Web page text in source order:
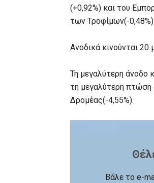
(+0,92%) και του
των Τροφίμων(-0,48%)
Ανοδικά κινούνται
Τη μεγαλύτερη άνοδο
τη μεγαλύτερη πτώση
Δρομέας(-4,55%).
Βάλε το e-